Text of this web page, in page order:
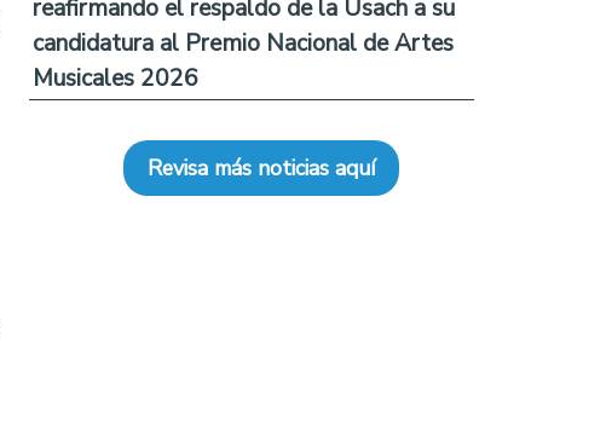
reafirmando el respaldo de la Usach a su
candidatura al Premio Nacional de Artes
Musicales 2026
Revisa más noticias aquí